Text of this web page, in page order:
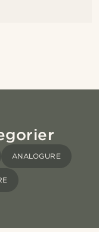
ANALOGURE